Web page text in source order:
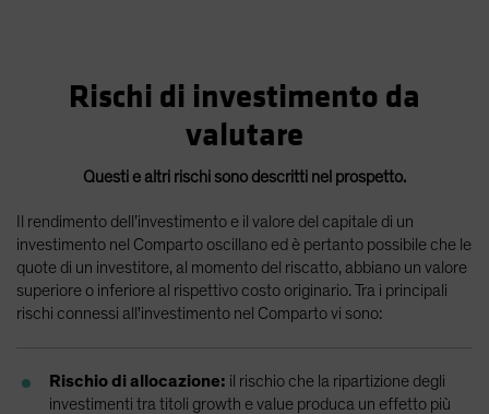
Rischi di investimento da
valutare
Questi e altri rischi sono descritti nel prospetto.
Il rendimento dell’investimento e il valore del capitale di un
investimento nel Comparto oscillano ed è pertanto possibile che le
quote di un investitore, al momento del riscatto, abbiano un valore
superiore o inferiore al rispettivo costo originario. Tra i principali
rischi connessi all'investimento nel Comparto vi sono:
Rischio di allocazione: il rischio che la ripartizione degli
investimenti tra titoli growth e value produca un effetto più